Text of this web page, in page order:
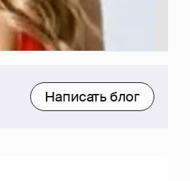
Написать блог